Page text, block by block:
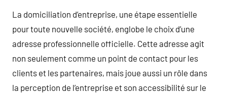
La domiciliation d’entreprise, une étape essentielle
pour toute nouvelle société, englobe le choix d’une
adresse professionnelle officielle. Cette adresse agit
non seulement comme un point de contact pour les
clients et les partenaires, mais joue aussi un rôle dans
la perception de l’entreprise et son accessibilité sur le